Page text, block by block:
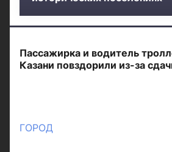
Пассажирка и водитель
Казани повздорили из-за
ГОРОД